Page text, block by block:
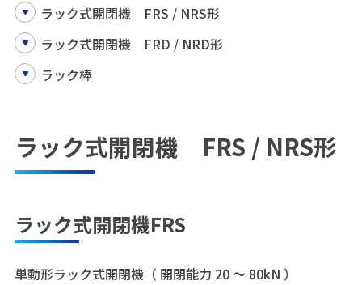
ラック式開閉機 FRS / NRS形
ラック式開閉機 FRD / NRD形
ラック棒
ラック式開閉機 FRS / NRS形
ラック式開閉機FRS
単動形ラック式開閉機（ 開閉能力 20 ～ 80kN ）